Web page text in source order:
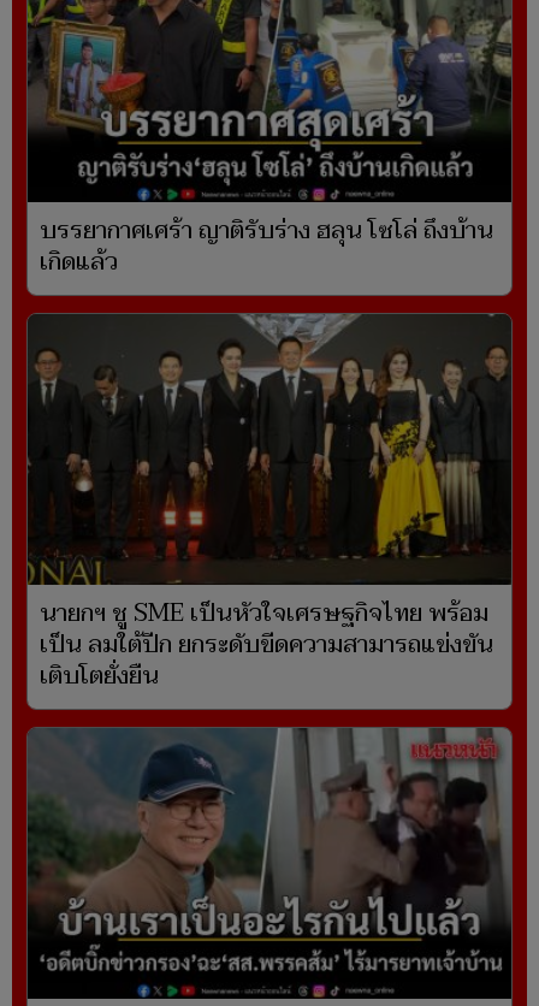
บรรยากาศเศร้า ญาติรับร่าง ฮลุน โซโล่ ถึงบ้าน
เกิดแล้ว
นายกฯ ชู SME เป็นหัวใจเศรษฐกิจไทย พร้อม
เป็น ลมใต้ปีก ยกระดับขีดความสามารถแข่งขัน
เติบโตยั่งยืน